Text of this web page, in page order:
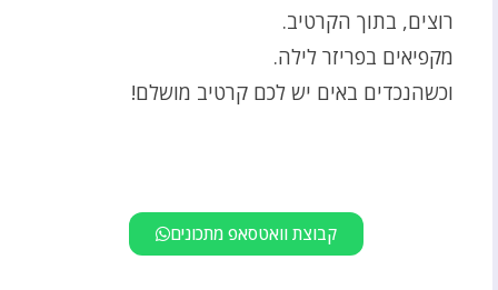
רוצים, בתוך הקרטיב.
מקפיאים בפריזר לילה.
וכשהנכדים באים יש לכם קרטיב מושלם!
קבוצת וואטסאפ מתכונים